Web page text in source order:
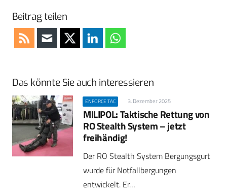
Beitrag teilen
Das könnte Sie auch interessieren
ENFORCE TAC 3. Dezember 2025
MILIPOL: Taktische Rettung von
RO Stealth System – jetzt
freihändig!
Der RO Stealth System Bergungsgurt
wurde für Notfallbergungen
entwickelt. Er…